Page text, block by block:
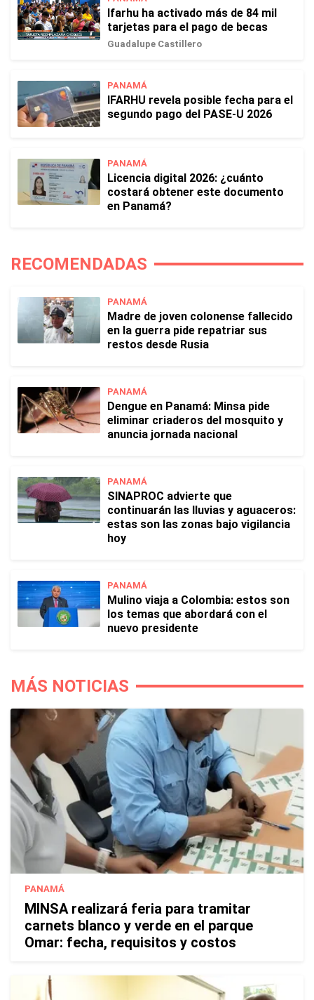
Ifarhu ha activado más de 84 mil
tarjetas para el pago de becas
Guadalupe Castillero
PANAMÁ
IFARHU revela posible fecha para el
segundo pago del PASE-U 2026
PANAMÁ
Licencia digital 2026: ¿cuánto
costará obtener este documento
en Panamá?
RECOMENDADAS
PANAMÁ
Madre de joven colonense fallecido
en la guerra pide repatriar sus
restos desde Rusia
PANAMÁ
Dengue en Panamá: Minsa pide
eliminar criaderos del mosquito y
anuncia jornada nacional
PANAMÁ
SINAPROC advierte que
continuarán las lluvias y aguaceros:
estas son las zonas bajo vigilancia
hoy
PANAMÁ
Mulino viaja a Colombia: estos son
los temas que abordará con el
nuevo presidente
MÁS NOTICIAS
PANAMÁ
MINSA realizará feria para tramitar
carnets blanco y verde en el parque
Omar: fecha, requisitos y costos